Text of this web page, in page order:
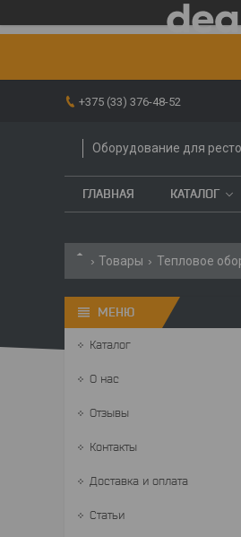
+375 (33) 376-48-52
Оборудование для
ГЛАВНАЯ КАТАЛОГ
Товары Тепловое
Каталог
О нас
Отзывы
Контакты
Доставка и оплата
Статьи